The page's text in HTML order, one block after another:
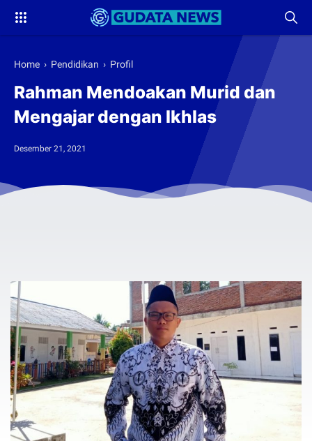
Home › Pendidikan › Profil
Rahman Mendoakan Murid dan
Mengajar dengan Ikhlas
Desember 21, 2021